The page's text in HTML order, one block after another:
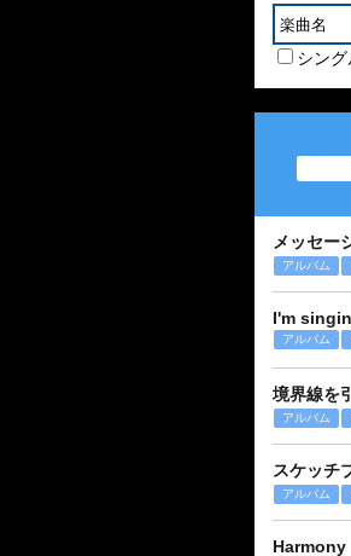
シング
メッセー
アルバム
I'm
アルバム
境界線を
アルバム
スケッチ
アルバム
Harmony